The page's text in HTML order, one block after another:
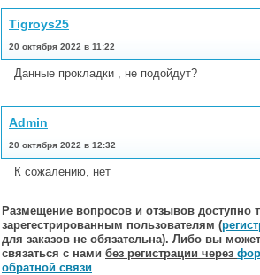
Tigroys25
20 октября 2022 в 11:22
Данные прокладки , не подойдут?
Admin
20 октября 2022 в 12:32
К сожалению, нет
Размещение вопросов и отзывов доступно
зарегестрированным пользователям (
для заказов не обязательна). Либо вы
связаться с нами без регистрации через
обратной связи